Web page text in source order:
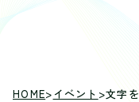
HOME> イベント >文字